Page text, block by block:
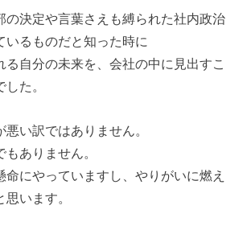
の決定や言葉さえも縛られた社内政治
いるものだと知った時に
る自分の未来を、会社の中に見出すこ
た。
悪い訳ではありません。
ありません。
命にやっていますし、やりがいに燃え
います。